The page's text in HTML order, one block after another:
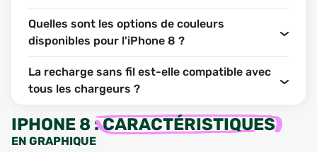
Quelles sont les options de couleurs
disponibles pour l'iPhone 8 ?
La recharge sans fil est-elle compatible avec
tous les chargeurs ?
IPHONE 8 :CARACTÉRISTIQUES
EN GRAPHIQUE